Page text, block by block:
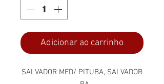
Adicionar ao carrinho
SALVADOR MED/ PITUBA, SALVADOR